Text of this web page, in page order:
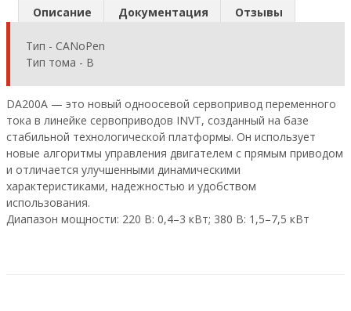
Описание Документация Отзывы
Тип - CANoPen
Тип тома - B
DA200A — это новый одноосевой сервопривод переменного
тока в линейке сервоприводов INVT, созданный на базе
стабильной технологической платформы. Он использует
новые алгоритмы управления двигателем с прямым приводом
и отличается улучшенными динамическими
характеристиками, надежностью и удобством
использования.
Диапазон мощности: 220 В: 0,4–3 кВт; 380 В: 1,5–7,5 кВт